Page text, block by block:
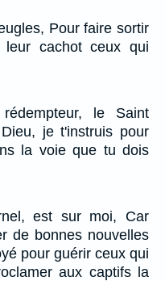
Pour faire sortir
cachot ceux qui
le Saint
je t'instruis pour
la voie que tu dois
est sur moi, Car
de bonnes nouvelles
pour guérir ceux qui
aux captifs la